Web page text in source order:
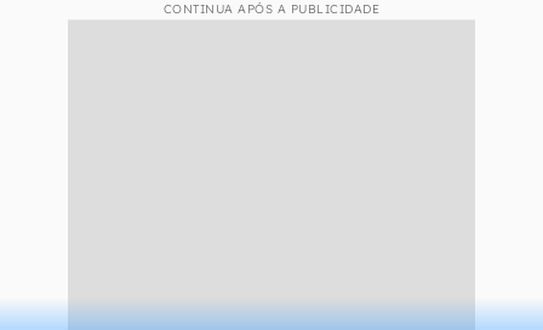
CONTINUA APÓS A PUBLICIDADE